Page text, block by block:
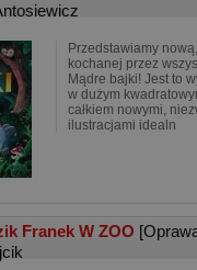
Przedstawiamy
kochanej przez
Mądre bajki! Jest to
w dużym
całkiem nowymi,
ilustracjami idealn
Franek W ZOO